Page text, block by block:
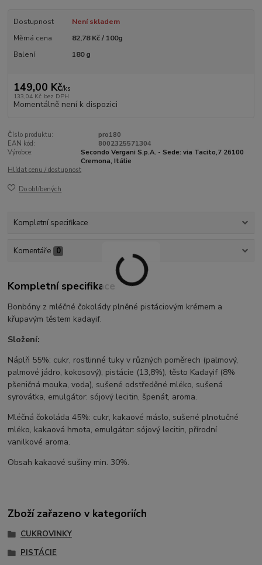
Dostupnost
Není skladem
Měrná cena
82,78 Kč / 100g
Balení
180 g
149,00 Kč/ks
133,04 Kč bez DPH
Momentálně není k dispozici
Číslo produktu:
pro180
EAN kód:
8002325571304
Výrobce:
Secondo Vergani S.p.A. - Sede: via Tacito,7 26100
Cremona, Itálie
Hlídat cenu / dostupnost
Do oblíbených
Kompletní specifikace
Komentáře 0
Kompletní specifikace
Bonbóny z mléčné čokolády plněné pistáciovým krémem a
křupavým těstem kadayif.
Složení:
Náplň 55%: cukr, rostlinné tuky v různých poměrech (palmový,
palmové jádro, kokosový), pistácie (13,8%), těsto Kadayif (8%
pšeničná mouka, voda), sušené odstředěné mléko, sušená
syrovátka, emulgátor: sójový lecitin, špenát, aroma.
Mléčná čokoláda 45%: cukr, kakaové máslo, sušené plnotučné
mléko, kakaová hmota, emulgátor: sójový lecitin, přírodní
vanilkové aroma.
Obsah kakaové sušiny min. 30%.
Zboží zařazeno v kategoriích
CUKROVINKY
PISTÁCIE